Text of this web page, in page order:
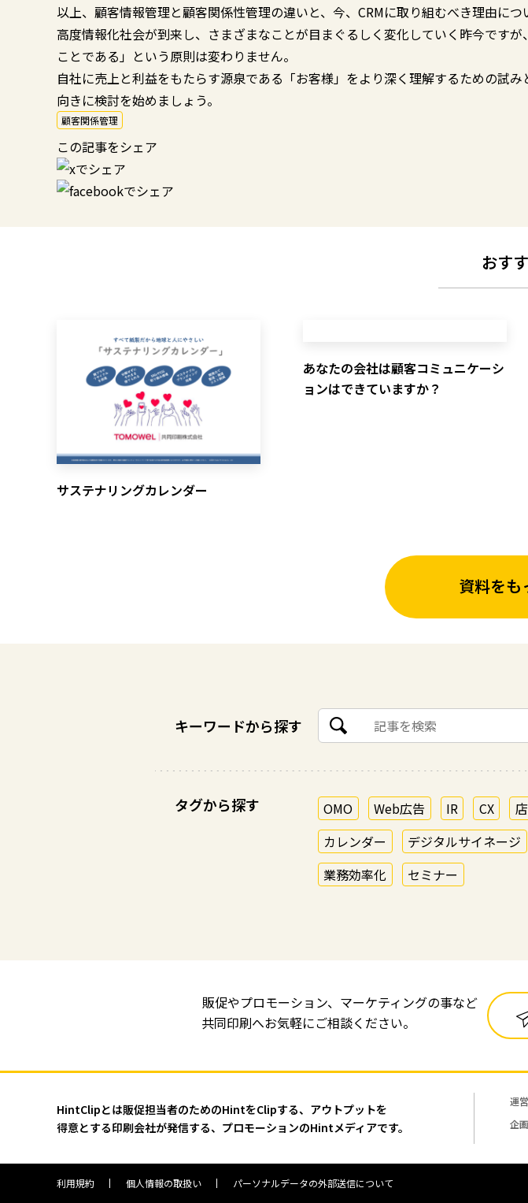
以上、顧客情報管理と顧客関係性管理の違いと、今、CRMに取り組むべき理由につ
高度情報化社会が到来し、さまざまなことが目まぐるしく変化していく昨今です
ことである」という原則は変わりません。
自社に売上と利益をもたらす源泉である「お客様」をより深く理解するための試
向きに検討を始めましょう。
顧客関係管理
この記事をシェア
おす
サステナリングカレンダー
あなたの会社は顧客コミュニケーシ
ョンはできていますか？
資料をも
キーワードから探す
タグから探す OMO Web広告 IR CX
カレンダー
デジタルサイネージ
業務効率化
セミナー
販促やプロモーション、マーケティングの事など
共同印刷へお気軽にご相談ください。
HintClipとは販促担当者のためのHintをClipする、アウトプットを
得意とする印刷会社が発信する、プロモーションのHintメディアです。
運
企
利用規約 個人情報の取扱い パーソナルデータの外部送信について